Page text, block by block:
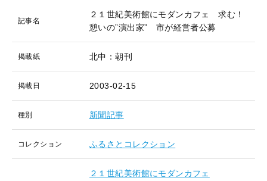
記事名
２１世紀美術館にモダンカフェ 求む！
憩いの”演出家” 市が経営者公募
掲載紙 北中：朝刊
掲載日 2003-02-15
種別 新聞記事
コレクション ふるさとコレクション
２１世紀美術館にモダンカフェ